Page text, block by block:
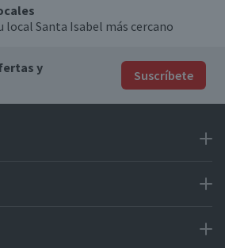
local Santa Isabel más cercano
y
Suscríbete